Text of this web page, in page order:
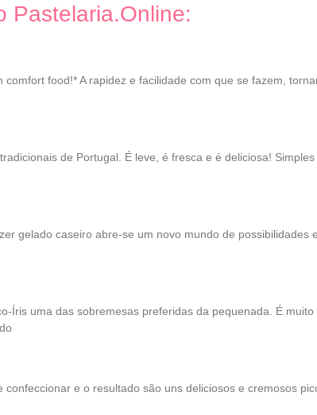
Pastelaria.Online:
food!* A rapidez e facilidade com que se fazem,
de Portugal. É leve, é fresca e é deliciosa! Simples
gelado caseiro abre-se um novo mundo de possibilidades e
Íris uma das sobremesas preferidas da pequenada. É muito
e o resultado são uns deliciosos e cremosos